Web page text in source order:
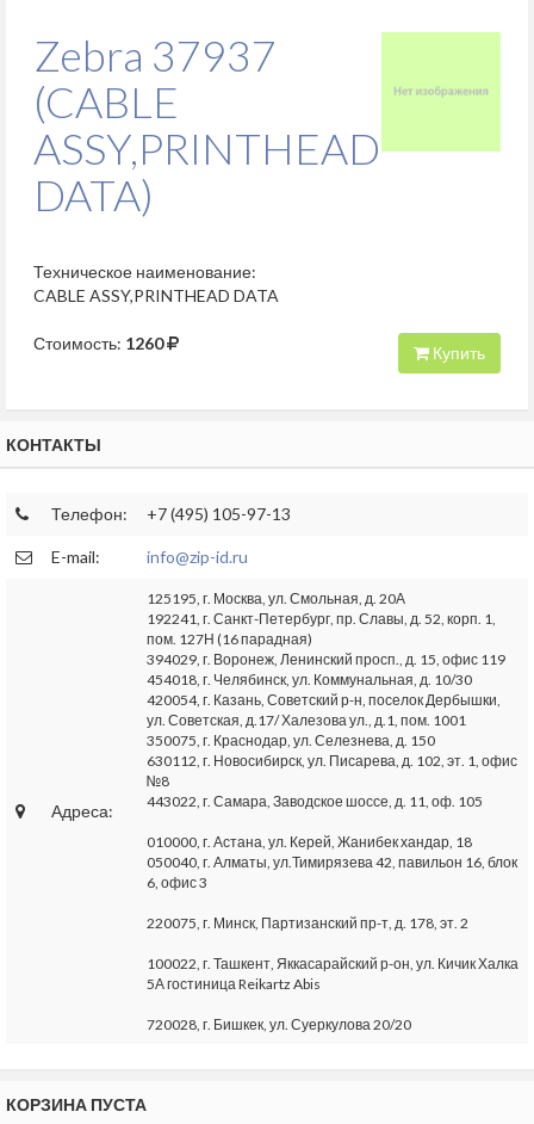
Zebra 37937
(CABLE
ASSY,PRINTHEAD
DATA)
Техническое наименование:
CABLE ASSY,PRINTHEAD DATA
Стоимость: 1260 Купить
КОНТАКТЫ
Телефон: +7 (495) 105-97-13
E-mail: info@zip-id.ru
Адреса:
125195, г. Москва, ул. Смольная, д. 20А
192241, г. Санкт-Петербург, пр. Славы, д. 52, корп. 1,
пом. 127Н (16 парадная)
394029, г. Воронеж, Ленинский просп., д. 15, офис 119
454018, г. Челябинск, ул. Коммунальная, д. 10/30
420054, г. Казань, Советский р-н, поселок Дербышки,
ул. Советская, д.17/ Халезова ул., д.1, пом. 1001
350075, г. Краснодар, ул. Селезнева, д. 150
630112, г. Новосибирск, ул. Писарева, д. 102, эт. 1, офис
№8
443022, г. Самара, Заводское шоссе, д. 11, оф. 105
010000, г. Астана, ул. Керей, Жанибек хандар, 18
050040, г. Алматы, ул.Тимирязева 42, павильон 16, блок
6, офис 3
220075, г. Минск, Партизанский пр-т, д. 178, эт. 2
100022, г. Ташкент, Яккасарайский р-он, ул. Кичик Халка
5А гостиница Reikartz Abis
720028, г. Бишкек, ул. Суеркулова 20/20
КОРЗИНА ПУСТА